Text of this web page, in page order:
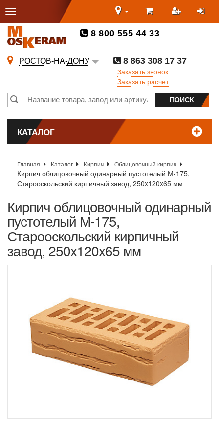
8 800 555 44 33
РОСТОВ-НА-ДОНУ
8 863 308 17 37
Заказать звонок
Заказать расчет
КАТАЛОГ
Главная Каталог Кирпич Облицовочный кирпич
Кирпич облицовочный одинарный пустотелый М-175,
Старооскольский кирпичный завод, 250x120x65 мм
Кирпич облицовочный одинарный
пустотелый М-175,
Старооскольский кирпичный
завод, 250x120x65 мм